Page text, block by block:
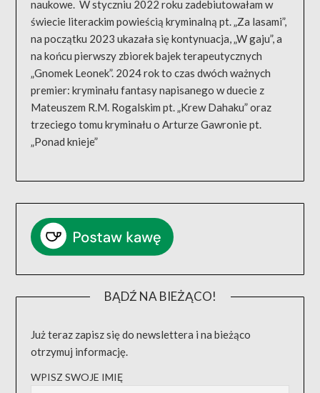
naukowe. W styczniu 2022 roku zadebiutowałam w
świecie literackim powieścią kryminalną pt. „Za lasami”,
na początku 2023 ukazała się kontynuacja, „W gaju”, a
na końcu pierwszy zbiorek bajek terapeutycznych
„Gnomek Leonek”. 2024 rok to czas dwóch ważnych
premier: kryminału fantasy napisanego w duecie z
Mateuszem R.M. Rogalskim pt. „Krew Dahaku” oraz
trzeciego tomu kryminału o Arturze Gawronie pt.
„Ponad knieje”
BĄDŹ NA BIEŻĄCO!
Już teraz zapisz się do newslettera i na bieżąco
otrzymuj informację.
WPISZ SWOJE IMIĘ